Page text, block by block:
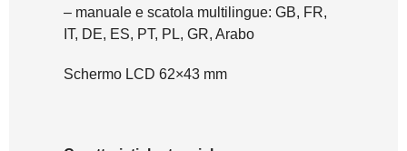
– manuale e scatola multilingue: GB, FR,
IT, DE, ES, PT, PL, GR, Arabo
Schermo LCD 62×43 mm